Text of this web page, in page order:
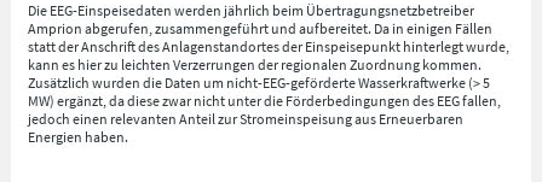
Die EEG-Einspeisedaten werden jährlich beim Übertragungsnetzbetreiber
Amprion abgerufen, zusammengeführt und aufbereitet. Da in einigen Fällen
statt der Anschrift des Anlagenstandortes der Einspeisepunkt hinterlegt wurde,
kann es hier zu leichten Verzerrungen der regionalen Zuordnung kommen.
Zusätzlich wurden die Daten um nicht-EEG-geförderte Wasserkraftwerke (> 5
MW) ergänzt, da diese zwar nicht unter die Förderbedingungen des EEG fallen,
jedoch einen relevanten Anteil zur Stromeinspeisung aus Erneuerbaren
Energien haben.